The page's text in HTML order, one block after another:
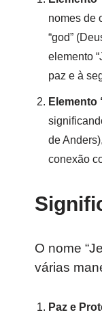
nomes de
“god”
elemento
paz e à
Elemento
de
conexão
O nome
várias
Paz e